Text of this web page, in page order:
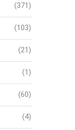
(371)
(103)
(21)
(1)
(60)
(4)